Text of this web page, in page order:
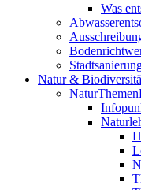
Was
Natur &